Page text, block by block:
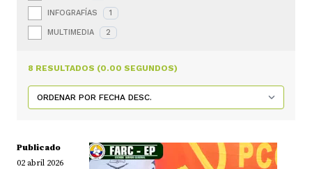
INFOGRAFÍAS 1
MULTIMEDIA 2
8 RESULTADOS (0.00 SEGUNDOS)
Publicado
02 abril 2026